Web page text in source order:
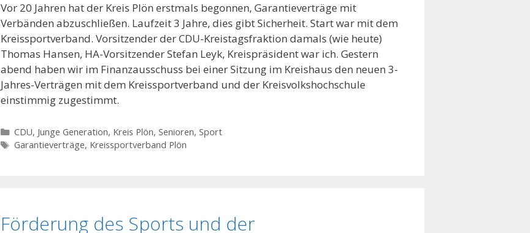
Vor 20 Jahren hat der Kreis Plön erstmals begonnen, Garantieverträge mit
Verbänden abzuschließen. Laufzeit 3 Jahre, dies gibt Sicherheit. Start war mit dem
Kreissportverband. Vorsitzender der CDU-Kreistagsfraktion damals (wie heute)
Thomas Hansen, HA-Vorsitzender Stefan Leyk, Kreispräsident war ich. Gestern
abend haben wir im Finanzausschuss bei einer Sitzung im Kreishaus den neuen 3-
Jahres-Verträgen mit dem Kreissportverband und der Kreisvolkshochschule
einstimmig zugestimmt.
Kategorien
CDU, Junge Generation, Kreis Plön, Senioren, Sport
Schlagwörter
Garantieverträge, Kreissportverband Plön
Förderung des Sports und der